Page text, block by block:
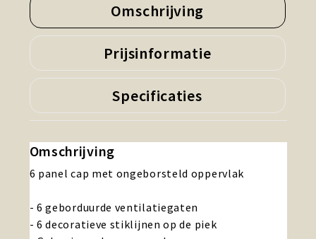
Omschrijving
Prijsinformatie
Specificaties
Omschrijving
6 panel cap met ongeborsteld oppervlak
- 6 geborduurde ventilatiegaten
- 6 decoratieve stiklijnen op de piek